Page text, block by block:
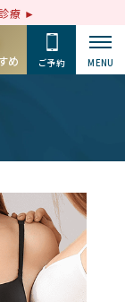
療
め ご予約 MENU